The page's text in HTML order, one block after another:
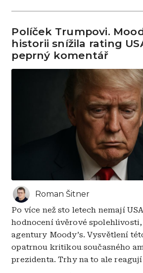
Políček Trumpovi.
historii snížila rating
peprný komentář
Roman Šitner
Po více než sto letech nemají
hodnocení úvěrové
agentury Moody’s. Vysvětlení
opatrnou kritikou současného
prezidenta. Trhy na to ale